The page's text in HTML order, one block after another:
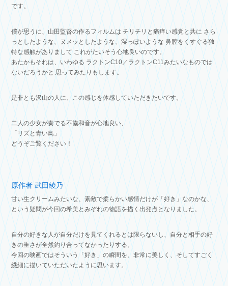
です。
僕が思うに、山田監督の作るフィルムは チリチリと痛痒い感覚と共に さら
っとしたような、ヌメッとしたような、湿っぽいような 鼻腔をくすぐる独
特な感触がありましてこれがたいそう心地良いのです。
あたかもそれは、いわゆる ラクトンC10／ラクトンC11みたいなものでは
ないだろうかと 思ってみたりもします。
是非とも沢山の人に、この感じを体感していただきたいです。
二人の少女が奏でる不協和音が心地良い、
「リズと青い鳥」
どうぞご覧ください！
原作者 武田綾乃
甘い生クリームみたいな、素敵で柔らかい感情だけが「好き」なのかな、
という疑問が今回の希美とみぞれの物語を描く出発点となりました。
自分の好きな人が自分だけを見てくれるとは限らないし、自分と相手の好
きの重さが全然釣り合ってなかったりする。
今回の映画ではそういう「好き」の瞬間を、非常に美しく、そしてすごく
繊細に描いていただいたように思います。